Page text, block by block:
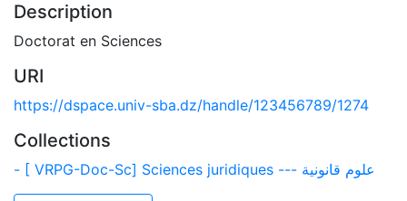
Description
Doctorat en Sciences
URI
https://dspace.univ-sba.dz/handle/123456789/1274
Collections
- [ VRPG-Doc-Sc] Sciences juridiques --- علوم قانونية